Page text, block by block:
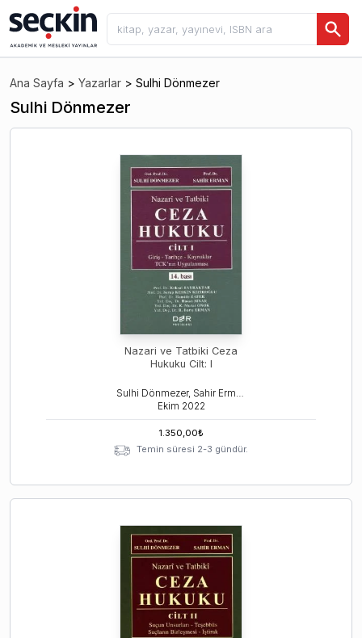
Ana Sayfa > Yazarlar > Sulhi Dönmezer
Sulhi Dönmezer
Nazari ve Tatbiki Ceza
Hukuku Cilt: I
Sulhi Dönmezer, Sahir Erman
Ekim 2022
1.350,00₺
Temin süresi 2-3 gündür.